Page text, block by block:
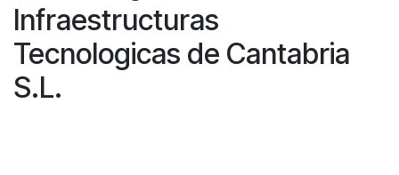
Infraestructuras
Tecnologicas de Cantabria
S.L.